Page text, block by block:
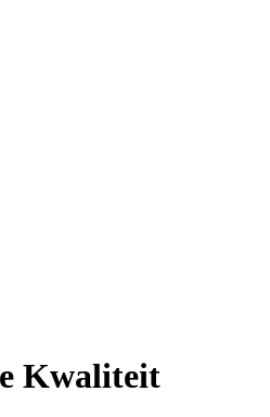
Kwaliteit